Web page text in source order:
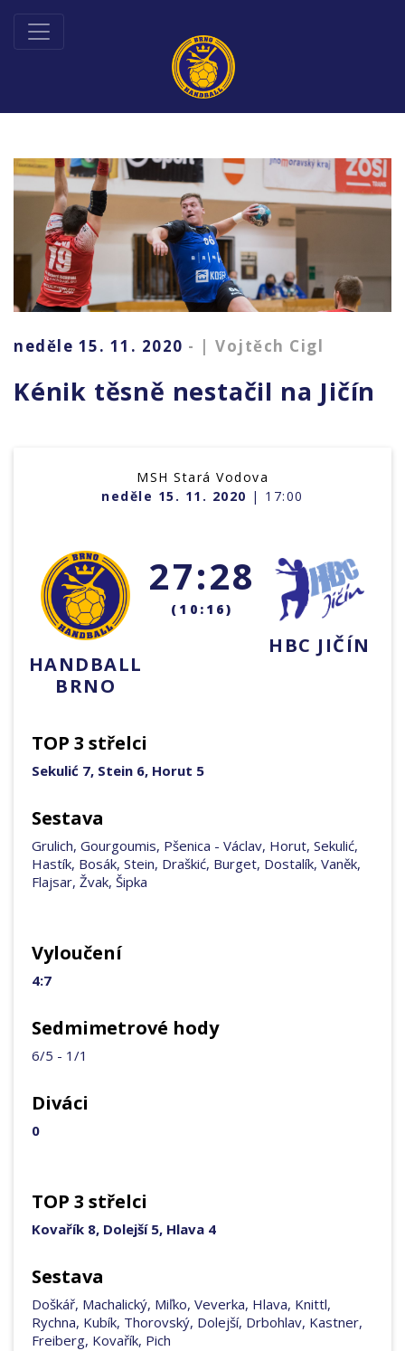
neděle 15. 11. 2020 - | Vojtěch Cigl
Kénik těsně nestačil na Jičín
MSH Stará Vodova
neděle 15. 11. 2020 | 17:00
HANDBALL
BRNO
27:28
(10:16)
HBC JIČÍN
TOP 3 střelci
Sekulić 7, Stein 6, Horut 5
Sestava
Grulich, Gourgoumis, Pšenica - Václav, Horut, Sekulić,
Hastík, Bosák, Stein, Draškić, Burget, Dostalík, Vaněk,
Flajsar, Žvak, Šipka
Vyloučení
4:7
Sedmimetrové hody
6/5 - 1/1
Diváci
0
TOP 3 střelci
Kovařík 8, Dolejší 5, Hlava 4
Sestava
Doškář, Machalický, Miľko, Veverka, Hlava, Knittl,
Rychna, Kubík, Thorovský, Dolejší, Drbohlav, Kastner,
Freiberg, Kovařík, Pich